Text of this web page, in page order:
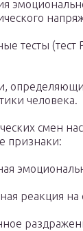
тесты (тест
человека.
смен
признаки:
реакция на